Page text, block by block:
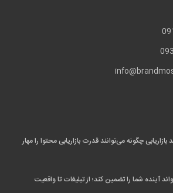
چگونه می‌توانند قدرت بازاریابی محتوا را مهار
آینده شما را تضمین کند؛ از تبلیغات تا واقعیت